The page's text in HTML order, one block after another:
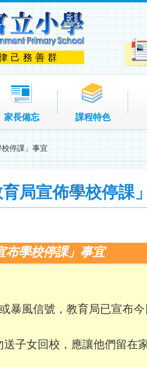
己務善群
家長備忘 課程特色
停課」事宜
局宣佈學校停課
布學校停課」事宜
暴風信號，教育局已宣布
子女回校，應讓他們留在